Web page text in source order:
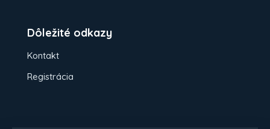
Dôležité odkazy
Kontakt
Registrácia